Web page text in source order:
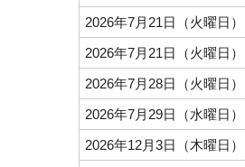
2026年7月21日（火曜日）
2026年7月21日（火曜日）
2026年7月28日（火曜日）
2026年7月29日（水曜日）
2026年12月3日（木曜日）